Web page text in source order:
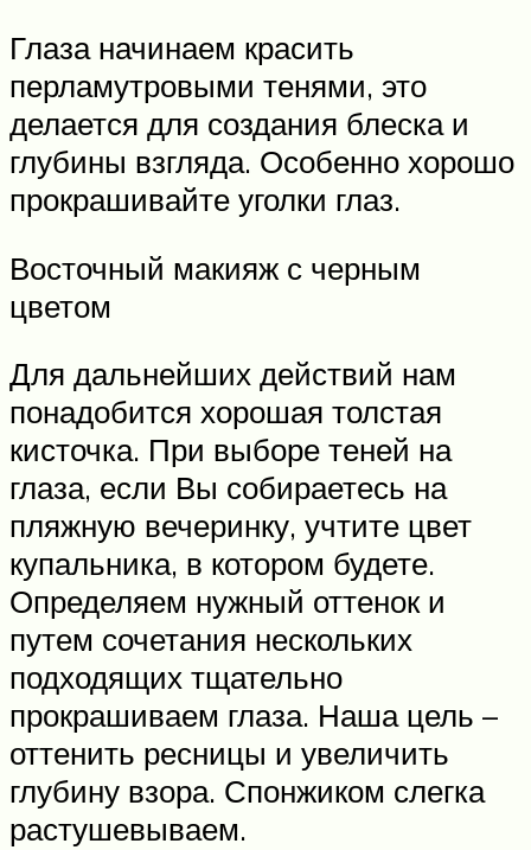
Глаза начинаем красить
перламутровыми тенями, это
делается для создания блеска и
глубины взгляда. Особенно хорошо
прокрашивайте уголки глаз.
Восточный макияж с черным
цветом
Для дальнейших действий нам
понадобится хорошая толстая
кисточка. При выборе теней на
глаза, если Вы собираетесь на
пляжную вечеринку, учтите цвет
купальника, в котором будете.
Определяем нужный оттенок и
путем сочетания нескольких
подходящих тщательно
прокрашиваем глаза. Наша цель –
оттенить ресницы и увеличить
глубину взора. Спонжиком слегка
растушевываем.